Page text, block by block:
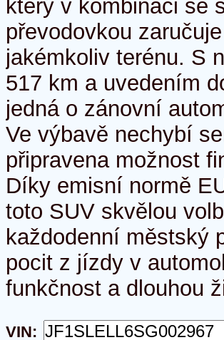
který v kombinaci se
převodovkou
jakémkoliv terénu. S
517 km a uvedením
jedná o zánovní
Ve výbavě nechybí
připravena možnost
Díky emisní normě
toto SUV skvělou
každodenní městský
pocit z jízdy v
funkčnost a dlouhou
VIN: